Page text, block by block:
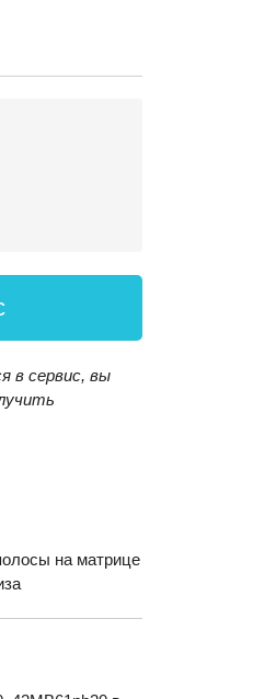
в сервис, вы
на матрице